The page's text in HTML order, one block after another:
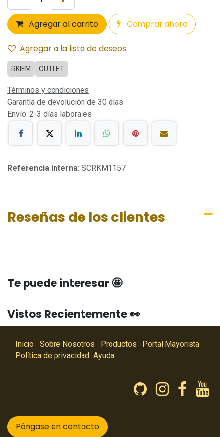
Agregar al carrito Comprar ahora
Agregar a la lista de deseos
RKIEM OUTLET
Términos y condiciones
Garantía de devolución de 30 días
Envío: 2-3 días laborales
Referencia interna: SCRKM1157
Reseñas de los clientes
Te puede interesar 🤩
Vistos Recientemente 👀
Inicio Sobre Nosotros Productos
Portal Mayorista
Política de privacidad Ayuda
Póngase en contacto